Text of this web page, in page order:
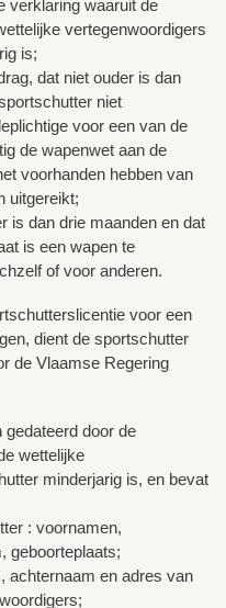
verklaring waaruit de
vertegenwoordigers
is;
dat niet ouder is dan
niet
voor een van de
de wapenwet aan de
voorhanden hebben van
uitgereikt;
is dan drie maanden en dat
is een wapen te
of voor anderen.
voor een
dient de sportschutter
de Vlaamse Regering
gedateerd door de
wettelijke
minderjarig is, en bevat
: voornamen,
geboorteplaats;
achternaam en adres van